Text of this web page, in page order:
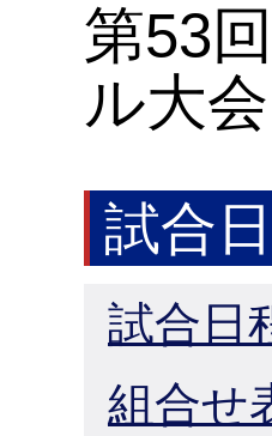
第53
ル大会
試合
試合日
組合せ